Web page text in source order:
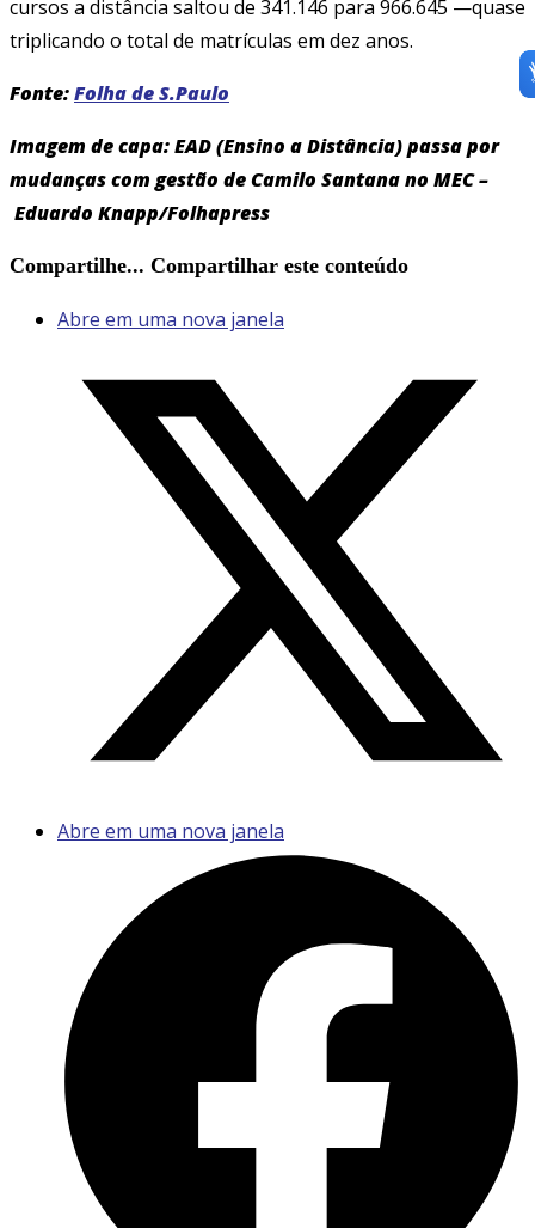
cursos a distância saltou de 341.146 para 966.645 —quase
triplicando o total de matrículas em dez anos.
Fonte:Folha de S.Paulo
Imagem de capa: EAD (Ensino a Distância) passa por
mudanças com gestão de Camilo Santana no MEC –
Eduardo Knapp/Folhapress
Compartilhe... Compartilhar este conteúdo
Abre em uma nova janela
Abre em uma nova janela